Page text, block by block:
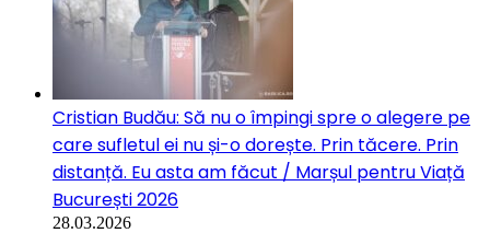
Cristian Budău: Să nu o împingi spre o alegere pe
care sufletul ei nu și-o dorește. Prin tăcere. Prin
distanță. Eu asta am făcut / Marșul pentru Viață
București 2026
28.03.2026